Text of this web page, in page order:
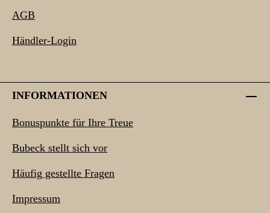
AGB
Händler-Login
INFORMATIONEN
Bonuspunkte für Ihre Treue
Bubeck stellt sich vor
Häufig gestellte Fragen
Impressum